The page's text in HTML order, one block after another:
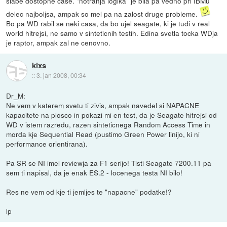
delec najboljsa, ampak so mel pa na zalost druge probleme.
Bo pa WD rabil se neki casa, da bo ujel seagate, ki je tudi v real
world hitrejsi, ne samo v sinteticnih testih. Edina svetla tocka WDja
je raptor, ampak zal ne cenovno.
kixs
::3. jan 2008, 00:34
Dr_M:
Ne vem v katerem svetu ti zivis, ampak navedel si NAPACNE
kapacitete na plosco in pokazi mi en test, da je Seagate hitrejsi od
WD v istem razredu, razen sinteticnega Random Access Time in
morda kje Sequential Read (pustimo Green Power linijo, ki ni
performance orientirana).
Pa SR se NI imel reviewja za F1 serijo! Tisti Seagate 7200.11 pa
sem ti napisal, da je enak ES.2 - locenega testa NI bilo!
Res ne vem od kje ti jemljes te "napacne" podatke!?
lp